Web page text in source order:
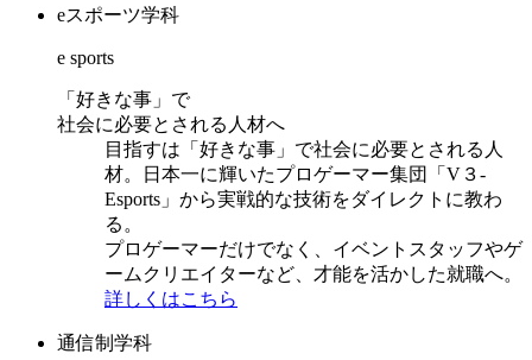
eスポーツ学科
e sports
「好きな事」で
社会に必要とされる人材へ
目指すは「好きな事」で社会に必要とされる人
材。日本一に輝いたプロゲーマー集団「V３-
Esports」から実戦的な技術をダイレクトに教わ
る。
プロゲーマーだけでなく、イベントスタッフやゲ
ームクリエイターなど、才能を活かした就職へ。
詳しくはこちら
通信制学科